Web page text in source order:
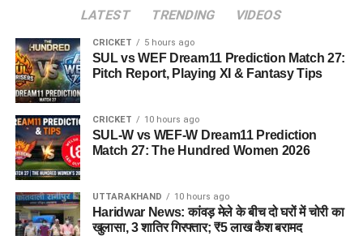
LATEST TRENDING VIDEOS
CRICKET 5 hours ago
SUL vs WEF Dream11 Prediction Match 27:
Pitch Report, Playing XI & Fantasy Tips
CRICKET 10 hours ago
SUL-W vs WEF-W Dream11 Prediction
Match 27: The Hundred Women 2026
UTTARAKHAND 10 hours ago
Haridwar News: कांवड़ मेले के बीच दो घरों में चोरी का
खुलासा, 3 शातिर गिरफ्तार; ₹5 लाख कैश बरामद